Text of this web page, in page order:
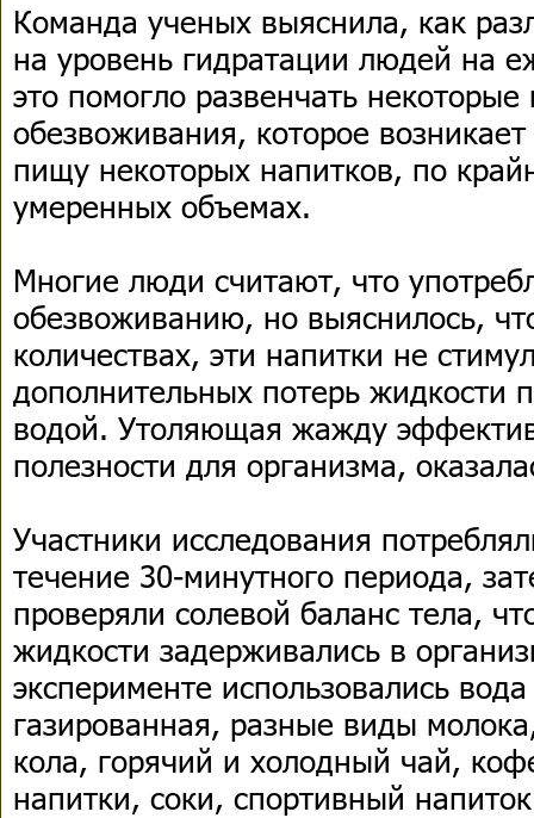
Команда ученых выяснила, как
на уровень гидратации людей на
это помогло развенчать
обезвоживания, которое
пищу некоторых напитков, по
умеренных объемах.
Многие люди считают, что
обезвоживанию, но выяснилось,
количествах, эти напитки не
дополнительных потерь жидкости
водой. Утоляющая жажду
полезности для организма,
Участники исследования
течение 30-минутного периода,
проверяли солевой баланс тела,
жидкости задерживались в
эксперименте использовались
газированная, разные виды
кола, горячий и холодный чай,
напитки, соки, спортивный